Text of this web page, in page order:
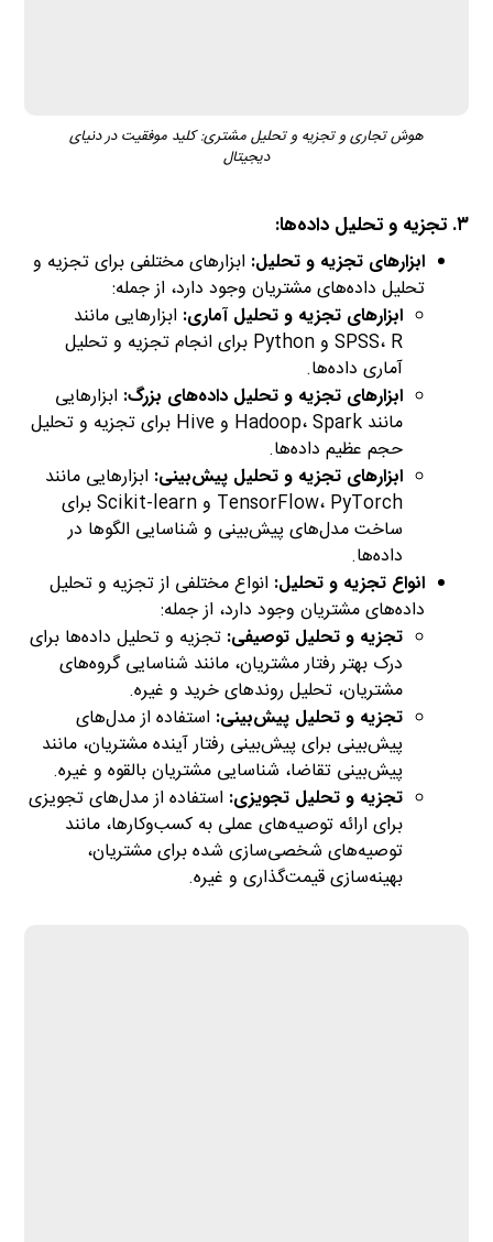
هوش تجاری و تجزیه و تحلیل مشتری: کلید موفقیت در دنیای
دیجیتال
۳. تجزیه و تحلیل داده‌ها:
ابزارهای تجزیه و تحلیل: ابزارهای مختلفی برای تجزیه و
تحلیل داده‌های مشتریان وجود دارد، از جمله:
ابزارهای تجزیه و تحلیل آماری: ابزارهایی مانند
SPSS، R و Python برای انجام تجزیه و تحلیل
آماری داده‌ها.
ابزارهای تجزیه و تحلیل داده‌های بزرگ: ابزارهایی
مانند Hadoop، Spark و Hive برای تجزیه و تحلیل
حجم عظیم داده‌ها.
ابزارهای تجزیه و تحلیل پیش‌بینی: ابزارهایی مانند
TensorFlow، PyTorch و Scikit-learn برای
ساخت مدل‌های پیش‌بینی و شناسایی الگوها در
داده‌ها.
انواع تجزیه و تحلیل: انواع مختلفی از تجزیه و تحلیل
داده‌های مشتریان وجود دارد، از جمله:
تجزیه و تحلیل توصیفی: تجزیه و تحلیل داده‌ها برای
درک بهتر رفتار مشتریان، مانند شناسایی گروه‌های
مشتریان، تحلیل روندهای خرید و غیره.
تجزیه و تحلیل پیش‌بینی: استفاده از مدل‌های
پیش‌بینی برای پیش‌بینی رفتار آینده مشتریان، مانند
پیش‌بینی تقاضا، شناسایی مشتریان بالقوه و غیره.
تجزیه و تحلیل تجویزی: استفاده از مدل‌های تجویزی
برای ارائه توصیه‌های عملی به کسب‌وکارها، مانند
توصیه‌های شخصی‌سازی شده برای مشتریان،
بهینه‌سازی قیمت‌گذاری و غیره.